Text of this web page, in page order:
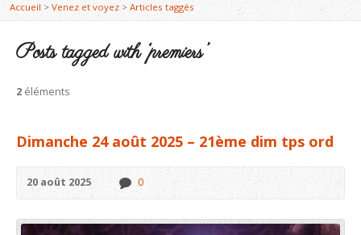
Accueil> Venez et voyez > Articles taggés
Posts tagged with ‘premiers’
2 éléments
Dimanche 24 août 2025 – 21ème dim tps ord
20 août 2025 0